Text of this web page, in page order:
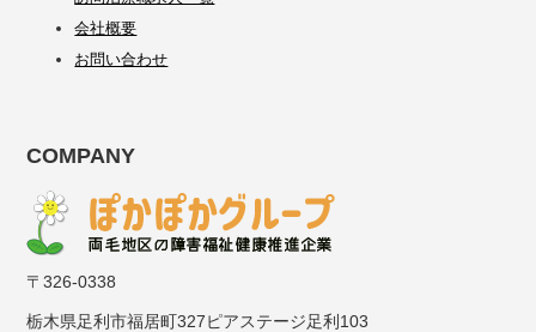
会社概要
お問い合わせ
COMPANY
〒326-0338
栃木県足利市福居町327ピアステージ足利103